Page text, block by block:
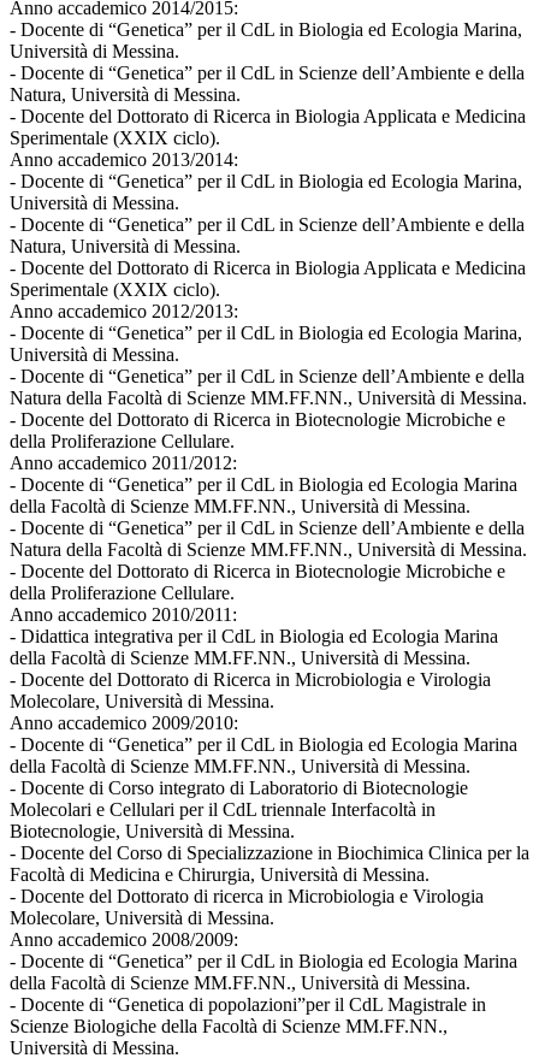
Anno accademico 2014/2015:
- Docente di “Genetica” per il CdL in Biologia ed Ecologia Marina,
Università di Messina.
- Docente di “Genetica” per il CdL in Scienze dell’Ambiente e della
Natura, Università di Messina.
- Docente del Dottorato di Ricerca in Biologia Applicata e Medicina
Sperimentale (XXIX ciclo).
Anno accademico 2013/2014:
- Docente di “Genetica” per il CdL in Biologia ed Ecologia Marina,
Università di Messina.
- Docente di “Genetica” per il CdL in Scienze dell’Ambiente e della
Natura, Università di Messina.
- Docente del Dottorato di Ricerca in Biologia Applicata e Medicina
Sperimentale (XXIX ciclo).
Anno accademico 2012/2013:
- Docente di “Genetica” per il CdL in Biologia ed Ecologia Marina,
Università di Messina.
- Docente di “Genetica” per il CdL in Scienze dell’Ambiente e della
Natura della Facoltà di Scienze MM.FF.NN., Università di Messina.
- Docente del Dottorato di Ricerca in Biotecnologie Microbiche e
della Proliferazione Cellulare.
Anno accademico 2011/2012:
- Docente di “Genetica” per il CdL in Biologia ed Ecologia Marina
della Facoltà di Scienze MM.FF.NN., Università di Messina.
- Docente di “Genetica” per il CdL in Scienze dell’Ambiente e della
Natura della Facoltà di Scienze MM.FF.NN., Università di Messina.
- Docente del Dottorato di Ricerca in Biotecnologie Microbiche e
della Proliferazione Cellulare.
Anno accademico 2010/2011:
- Didattica integrativa per il CdL in Biologia ed Ecologia Marina
della Facoltà di Scienze MM.FF.NN., Università di Messina.
- Docente del Dottorato di Ricerca in Microbiologia e Virologia
Molecolare, Università di Messina.
Anno accademico 2009/2010:
- Docente di “Genetica” per il CdL in Biologia ed Ecologia Marina
della Facoltà di Scienze MM.FF.NN., Università di Messina.
- Docente di Corso integrato di Laboratorio di Biotecnologie
Molecolari e Cellulari per il CdL triennale Interfacoltà in
Biotecnologie, Università di Messina.
- Docente del Corso di Specializzazione in Biochimica Clinica per la
Facoltà di Medicina e Chirurgia, Università di Messina.
- Docente del Dottorato di ricerca in Microbiologia e Virologia
Molecolare, Università di Messina.
Anno accademico 2008/2009:
- Docente di “Genetica” per il CdL in Biologia ed Ecologia Marina
della Facoltà di Scienze MM.FF.NN., Università di Messina.
- Docente di “Genetica di popolazioni”per il CdL Magistrale in
Scienze Biologiche della Facoltà di Scienze MM.FF.NN.,
Università di Messina.